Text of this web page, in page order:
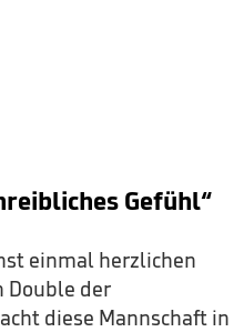
Gefühl“
einmal herzlichen
Double der
diese Mannschaft in